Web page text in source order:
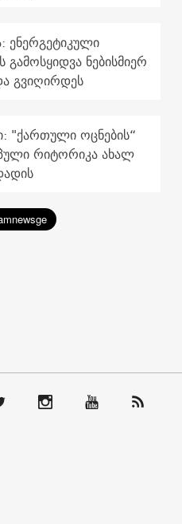
ენერგეტიკული
გამოსყიდვა ნებისმიერ
გვიღირდეს
"ქართული ოცნების“
რიტორიკა ახალ